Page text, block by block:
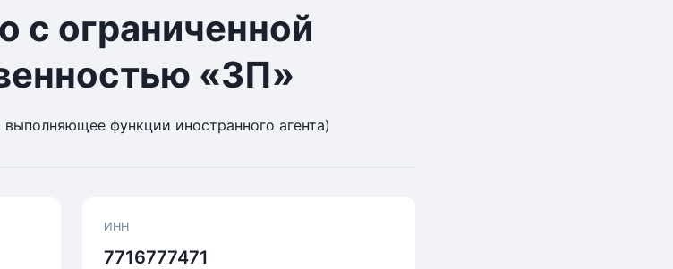
с ограниченной
«ЗП»
функции иностранного агента)
ИНН
7716777471